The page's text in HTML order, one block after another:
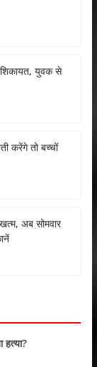
युवक से
करेंगे तो बच्चों
अब सोमवार